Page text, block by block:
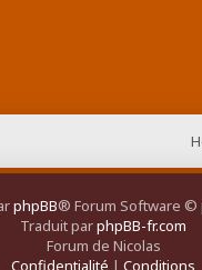
phpBB® Forum Software ©
Traduit parphpBB-fr.com
Forum de Nicolas
Confidentialité | Conditions